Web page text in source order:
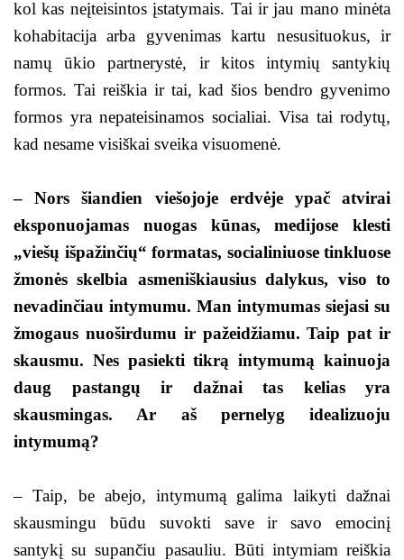
kol kas neįteisintos įstatymais. Tai ir jau mano minėta
kohabitacija arba gyvenimas kartu nesusituokus, ir
namų ūkio partnerystė, ir kitos intymių santykių
formos. Tai reiškia ir tai, kad šios bendro gyvenimo
formos yra nepateisinamos socialiai. Visa tai rodytų,
kad nesame visiškai sveika visuomenė.
– Nors šiandien viešojoje erdvėje ypač atvirai
eksponuojamas nuogas kūnas, medijose klesti
„viešų išpažinčių“ formatas, socialiniuose tinkluose
žmonės skelbia asmeniškiausius dalykus, viso to
nevadinčiau intymumu. Man intymumas siejasi su
žmogaus nuoširdumu ir pažeidžiamu. Taip pat ir
skausmu. Nes pasiekti tikrą intymumą kainuoja
daug pastangų ir dažnai tas kelias yra
skausmingas. Ar aš pernelyg idealizuoju
intymumą?
– Taip, be abejo, intymumą galima laikyti dažnai
skausmingu būdu suvokti save ir savo emocinį
santykį su supančiu pasauliu. Būti intymiam reiškia